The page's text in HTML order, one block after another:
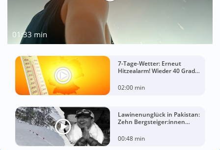
01:33 min
7-Tage-Wetter: Erneut
Hitzealarm! Wieder 40 Grad
02:00 min
Lawinenunglück in Pakistan:
Zehn Bergsteiger:innen
00:48 min